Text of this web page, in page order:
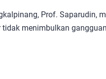
Prof. Saparudin,
menimbulkan